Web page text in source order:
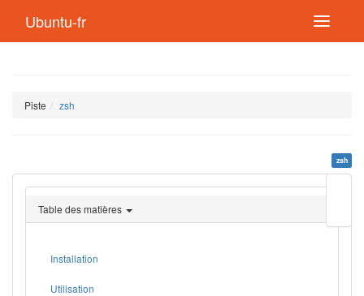
Ubuntu-fr
Piste zsh
zsh
page
Table des matières
Installation
Utilisation